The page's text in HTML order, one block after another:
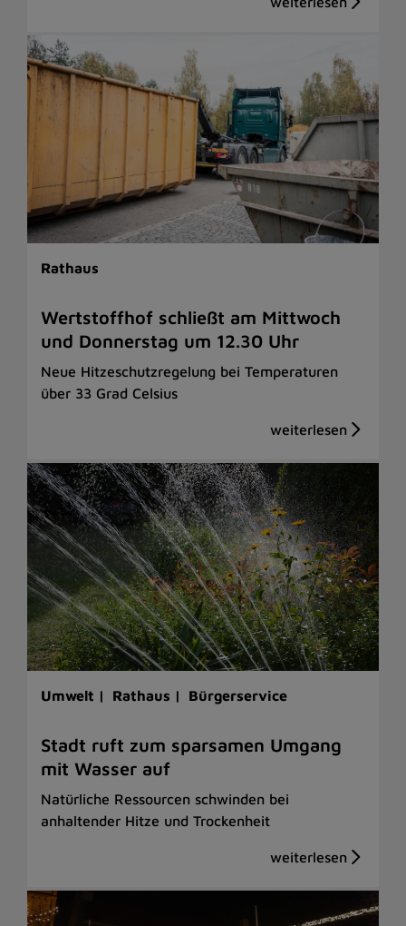
Rathaus
Wertstoffhof schließt am Mittwoch
und Donnerstag um 12.30 Uhr
Neue Hitzeschutzregelung bei Temperaturen
über 33 Grad Celsius
Umwelt | Rathaus | Bürgerservice
Stadt ruft zum sparsamen Umgang
mit Wasser auf
Natürliche Ressourcen schwinden bei
anhaltender Hitze und Trockenheit